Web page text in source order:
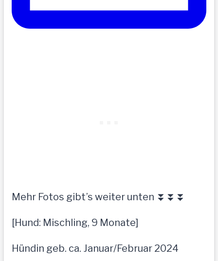
Mehr Fotos gibt’s weiter unten ⏬⏬⏬
[Hund: Mischling, 9 Monate]
Hündin geb. ca. Januar/Februar 2024